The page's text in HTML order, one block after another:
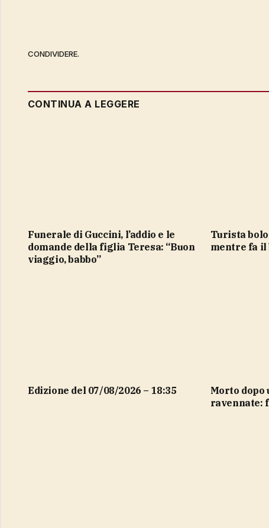
CONDIVIDERE.
CONTINUA A LEGGERE
Funerale di Guccini, l’addio e le
domande della figlia Teresa: “Buon
viaggio, babbo”
Turista bolognese 19enne muore
mentre fa il
Edizione del 07/08/2026 – 18:35
Morto dopo un pestaggio nel
ravennate: